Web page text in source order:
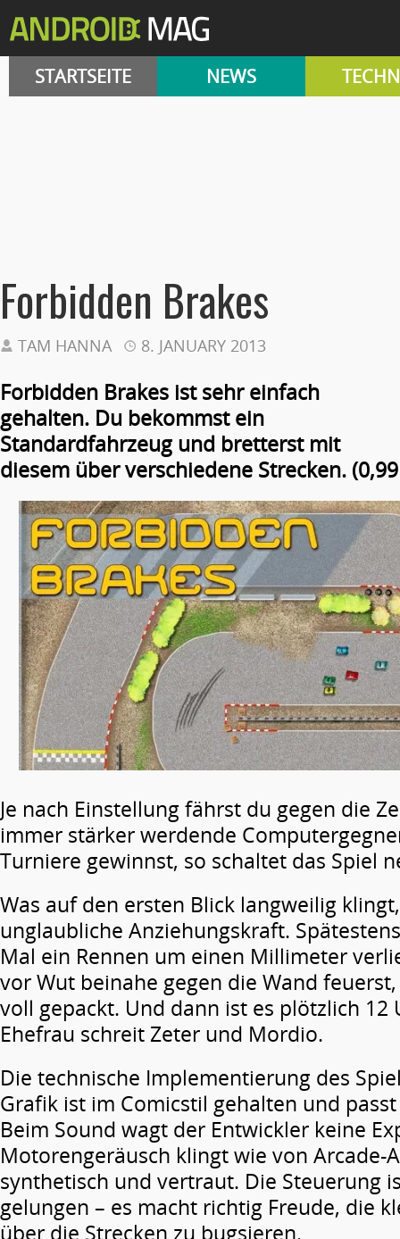
STARTSEITE NEWS
Forbidden Brakes
TAM HANNA 8. JANUARY 2013
Forbidden Brakes ist sehr einfach
gehalten. Du bekommst ein
Standardfahrzeug und bretterst mit
diesem über verschiedene Strecken.
Je nach Einstellung fährst du gegen die
immer stärker werdende
Turniere gewinnst, so schaltet das Spiel
Was auf den ersten Blick langweilig
unglaubliche Anziehungskraft.
Mal ein Rennen um einen Millimeter
vor Wut beinahe gegen die Wand
voll gepackt. Und dann ist es plötzlich 12
Ehefrau schreit Zeter und Mordio.
Die technische Implementierung des
Grafik ist im Comicstil gehalten und
Beim Sound wagt der Entwickler keine
Motorengeräusch klingt wie von Arcade-
synthetisch und vertraut. Die Steuerung
gelungen – es macht richtig Freude, die
über die Strecken zu bugsieren.